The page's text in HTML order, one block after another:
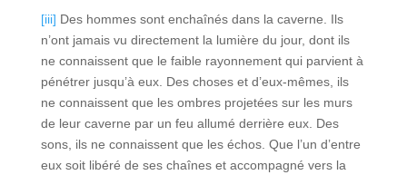
[iii] Des hommes sont enchaînés dans la caverne. Ils
n’ont jamais vu directement la lumière du jour, dont ils
ne connaissent que le faible rayonnement qui parvient à
pénétrer jusqu’à eux. Des choses et d’eux-mêmes, ils
ne connaissent que les ombres projetées sur les murs
de leur caverne par un feu allumé derrière eux. Des
sons, ils ne connaissent que les échos. Que l’un d’entre
eux soit libéré de ses chaînes et accompagné vers la